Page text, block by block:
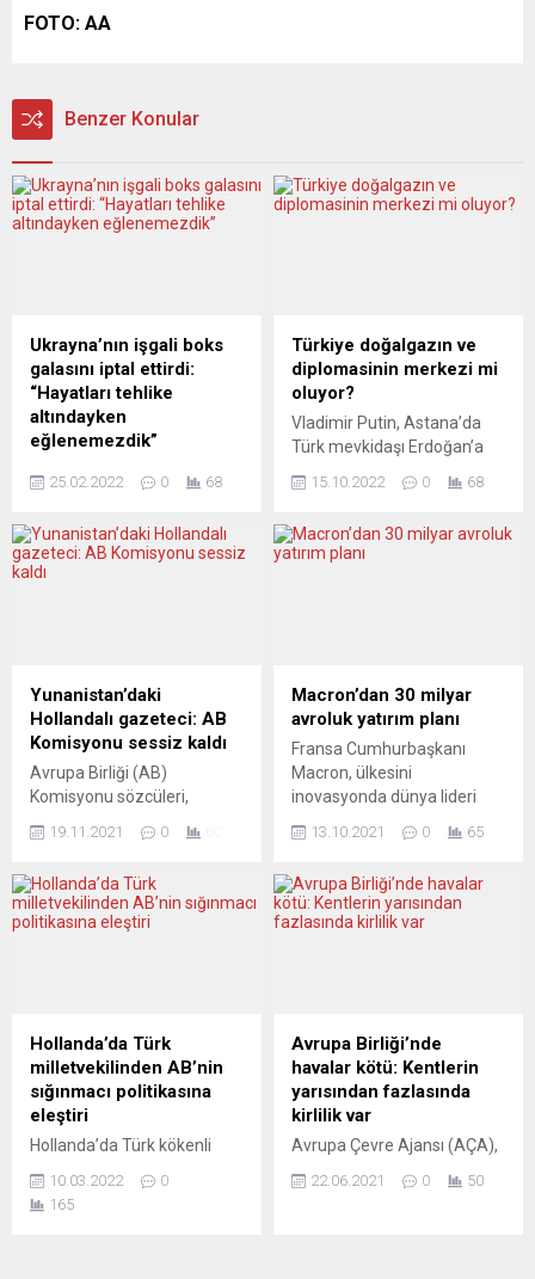
FOTO: AA
Benzer Konular
Ukrayna’nın işgali boks
galasını iptal ettirdi:
“Hayatları tehlike
altındayken
eğlenemezdik”
Almanya’nın Hamburg
beklenen ve Volkan
Gökçek’in de ringe çıkacağı
Alman SES Boxing
ortaklığıyla cumartesi
wdvdms Almanya’nın
Hamburg kentinde
düzenlenmesi planlanan
boks galası ana maçını
Ukraynalı boksör Ihor
galaya katılamaması...
25.02.2022 0 68
Türkiye doğalgazın ve
diplomasinin merkezi mi
oluyor?
Vladimir Putin, Astana’da
Türk mevkidaşı Erdoğan’a
merkezine dönüştürme
sayede Rus doğalgazı
“başta Avrupa” olmak üzere
güçlendireceği konusunda
hemfikir. Bunun diplomaside
bir barış perspektifine sahip
olup olmadığına dair ise
büyük düşünce farklılıkları
mevcut. ADEVĂRUL
(Romanya)...
15.10.2022 0 68
Yunanistan’daki
Hollandalı gazeteci: AB
Komisyonu sessiz kaldı
Avrupa Birliği (AB)
Komisyonu sözcüleri,
Kiryakos Miçotakis’i
söylemekle” suçlayan
Hollandalı gazeteci Ingeborg
Ingeborg Beugel’in, basın
toplantısında Miçotakis’i geri
itmelerle ilgili yalan
söylemekle suçlamasının
ardından ülkeyi terk etmek
zorunda kalmasına neden
olan...
19.11.2021 0
Macron’dan 30 milyar
avroluk yatırım planı
Fransa Cumhurbaşkanı
Macron, ülkesini
inovasyonda dünya lideri
yeniden yapılandırılmasını
yatırım planı açıkladı. Fransa
Cumhurbaşkanı Emmanuel
avroluk bir yatırım planı
açıkladı. Cumhurbaşkanlığı
seçimlerine altı ay kala
Elysee Sarayı’nda
etkinlikte konuşan...
13.10.2021 0 65
Hollanda’da Türk
milletvekilinden AB’nin
sığınmacı politikasına
eleştiri
Hollanda’da Türk kökenli
Hollanda ve Avrupa’nın
sığınmacı politikasını
10.03.2022
0
165
Avrupa Birliği’nde
havalar kötü: Kentlerin
yarısından fazlasında
kirlilik var
Avrupa Çevre Ajansı (AÇA),
analiz ettiği 323 kentin
22.06.2021 0 50